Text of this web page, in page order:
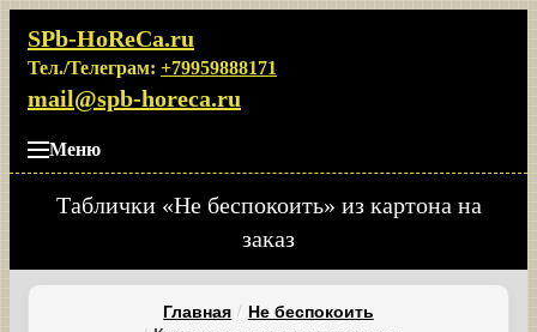
SPb-HoReCa.ru
Тел./Телеграм: +79959888171
mail@spb-horeca.ru
Меню
Таблички «Не беспокоить» из картона на
заказ
Главная
Не беспокоить